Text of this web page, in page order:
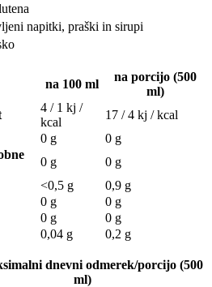
napitki, praški in sirupi
na 100 ml
na porcijo (500
ml)
4 / 1 kj /
kcal
17 / 4 kj / kcal
0 g
0 g
0 g
0 g
<0,5 g
0,9 g
0 g
0 g
0 g
0 g
0,04 g
0,2 g
dnevni odmerek/porcijo (500
ml)